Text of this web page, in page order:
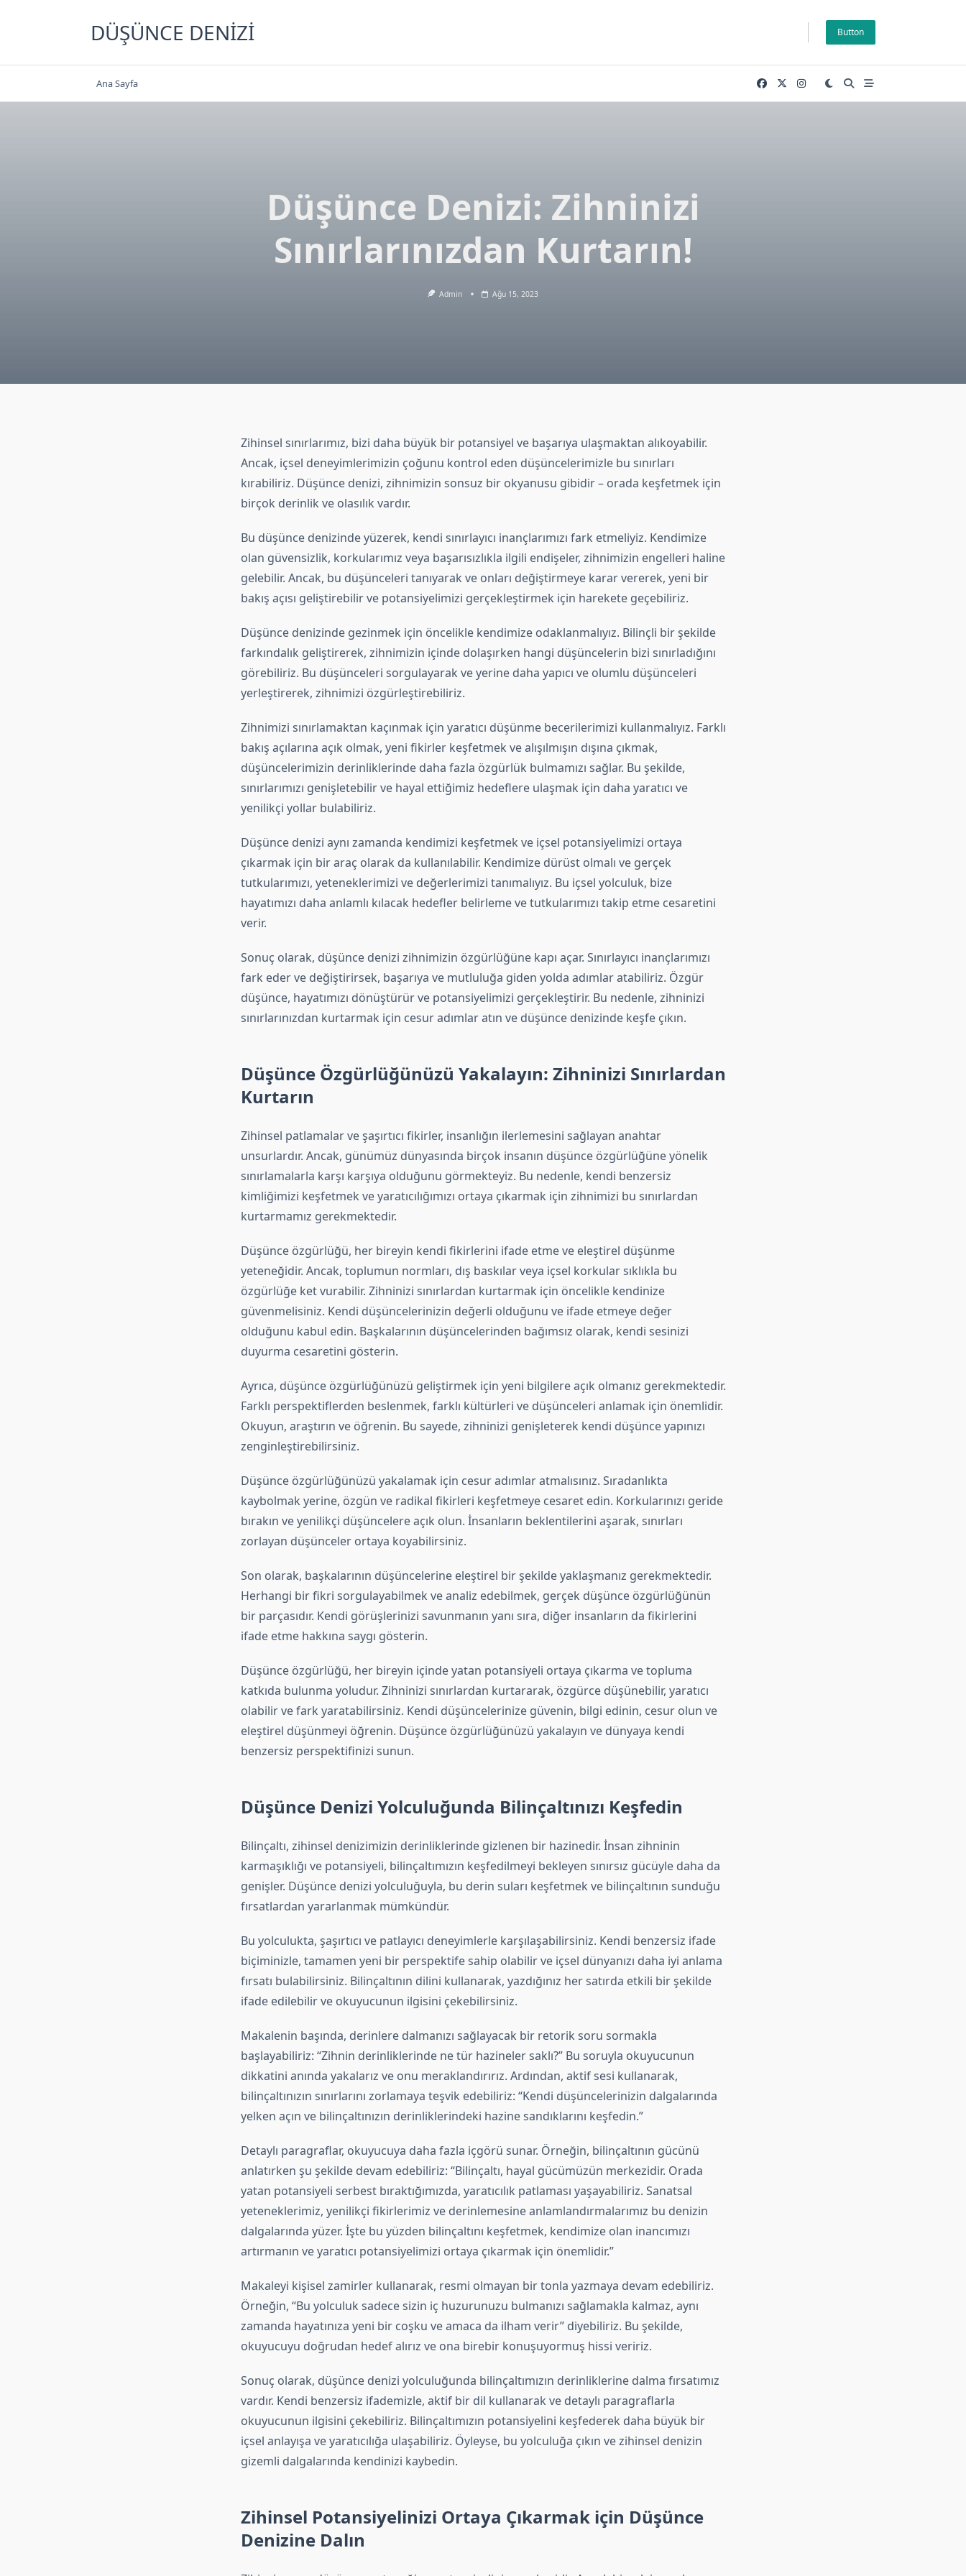
DÜŞÜNCE DENIZI Button
Ana Sayfa
Düşünce Denizi: Zihninizi
Sınırlarınızdan Kurtarın!
Admin Ağu 15, 2023
Zihinsel sınırlarımız, bizi daha büyük bir potansiyel ve başarıya ulaşmaktan alıkoyabilir.
Ancak, içsel deneyimlerimizin çoğunu kontrol eden düşüncelerimizle bu sınırları
kırabiliriz. Düşünce denizi, zihnimizin sonsuz bir okyanusu gibidir – orada keşfetmek için
birçok derinlik ve olasılık vardır.
Bu düşünce denizinde yüzerek, kendi sınırlayıcı inançlarımızı fark etmeliyiz. Kendimize
olan güvensizlik, korkularımız veya başarısızlıkla ilgili endişeler, zihnimizin engelleri haline
gelebilir. Ancak, bu düşünceleri tanıyarak ve onları değiştirmeye karar vererek, yeni bir
bakış açısı geliştirebilir ve potansiyelimizi gerçekleştirmek için harekete geçebiliriz.
Düşünce denizinde gezinmek için öncelikle kendimize odaklanmalıyız. Bilinçli bir şekilde
farkındalık geliştirerek, zihnimizin içinde dolaşırken hangi düşüncelerin bizi sınırladığını
görebiliriz. Bu düşünceleri sorgulayarak ve yerine daha yapıcı ve olumlu düşünceleri
yerleştirerek, zihnimizi özgürleştirebiliriz.
Zihnimizi sınırlamaktan kaçınmak için yaratıcı düşünme becerilerimizi kullanmalıyız. Farklı
bakış açılarına açık olmak, yeni fikirler keşfetmek ve alışılmışın dışına çıkmak,
düşüncelerimizin derinliklerinde daha fazla özgürlük bulmamızı sağlar. Bu şekilde,
sınırlarımızı genişletebilir ve hayal ettiğimiz hedeflere ulaşmak için daha yaratıcı ve
yenilikçi yollar bulabiliriz.
Düşünce denizi aynı zamanda kendimizi keşfetmek ve içsel potansiyelimizi ortaya
çıkarmak için bir araç olarak da kullanılabilir. Kendimize dürüst olmalı ve gerçek
tutkularımızı, yeteneklerimizi ve değerlerimizi tanımalıyız. Bu içsel yolculuk, bize
hayatımızı daha anlamlı kılacak hedefler belirleme ve tutkularımızı takip etme cesaretini
verir.
Sonuç olarak, düşünce denizi zihnimizin özgürlüğüne kapı açar. Sınırlayıcı inançlarımızı
fark eder ve değiştirirsek, başarıya ve mutluluğa giden yolda adımlar atabiliriz. Özgür
düşünce, hayatımızı dönüştürür ve potansiyelimizi gerçekleştirir. Bu nedenle, zihninizi
sınırlarınızdan kurtarmak için cesur adımlar atın ve düşünce denizinde keşfe çıkın.
Düşünce Özgürlüğünüzü Yakalayın: Zihninizi Sınırlardan
Kurtarın
Zihinsel patlamalar ve şaşırtıcı fikirler, insanlığın ilerlemesini sağlayan anahtar
unsurlardır. Ancak, günümüz dünyasında birçok insanın düşünce özgürlüğüne yönelik
sınırlamalarla karşı karşıya olduğunu görmekteyiz. Bu nedenle, kendi benzersiz
kimliğimizi keşfetmek ve yaratıcılığımızı ortaya çıkarmak için zihnimizi bu sınırlardan
kurtarmamız gerekmektedir.
Düşünce özgürlüğü, her bireyin kendi fikirlerini ifade etme ve eleştirel düşünme
yeteneğidir. Ancak, toplumun normları, dış baskılar veya içsel korkular sıklıkla bu
özgürlüğe ket vurabilir. Zihninizi sınırlardan kurtarmak için öncelikle kendinize
güvenmelisiniz. Kendi düşüncelerinizin değerli olduğunu ve ifade etmeye değer
olduğunu kabul edin. Başkalarının düşüncelerinden bağımsız olarak, kendi sesinizi
duyurma cesaretini gösterin.
Ayrıca, düşünce özgürlüğünüzü geliştirmek için yeni bilgilere açık olmanız gerekmektedir.
Farklı perspektiflerden beslenmek, farklı kültürleri ve düşünceleri anlamak için önemlidir.
Okuyun, araştırın ve öğrenin. Bu sayede, zihninizi genişleterek kendi düşünce yapınızı
zenginleştirebilirsiniz.
Düşünce özgürlüğünüzü yakalamak için cesur adımlar atmalısınız. Sıradanlıkta
kaybolmak yerine, özgün ve radikal fikirleri keşfetmeye cesaret edin. Korkularınızı geride
bırakın ve yenilikçi düşüncelere açık olun. İnsanların beklentilerini aşarak, sınırları
zorlayan düşünceler ortaya koyabilirsiniz.
Son olarak, başkalarının düşüncelerine eleştirel bir şekilde yaklaşmanız gerekmektedir.
Herhangi bir fikri sorgulayabilmek ve analiz edebilmek, gerçek düşünce özgürlüğünün
bir parçasıdır. Kendi görüşlerinizi savunmanın yanı sıra, diğer insanların da fikirlerini
ifade etme hakkına saygı gösterin.
Düşünce özgürlüğü, her bireyin içinde yatan potansiyeli ortaya çıkarma ve topluma
katkıda bulunma yoludur. Zihninizi sınırlardan kurtararak, özgürce düşünebilir, yaratıcı
olabilir ve fark yaratabilirsiniz. Kendi düşüncelerinize güvenin, bilgi edinin, cesur olun ve
eleştirel düşünmeyi öğrenin. Düşünce özgürlüğünüzü yakalayın ve dünyaya kendi
benzersiz perspektifinizi sunun.
Düşünce Denizi Yolculuğunda Bilinçaltınızı Keşfedin
Bilinçaltı, zihinsel denizimizin derinliklerinde gizlenen bir hazinedir. İnsan zihninin
karmaşıklığı ve potansiyeli, bilinçaltımızın keşfedilmeyi bekleyen sınırsız gücüyle daha da
genişler. Düşünce denizi yolculuğuyla, bu derin suları keşfetmek ve bilinçaltının sunduğu
fırsatlardan yararlanmak mümkündür.
Bu yolculukta, şaşırtıcı ve patlayıcı deneyimlerle karşılaşabilirsiniz. Kendi benzersiz ifade
biçiminizle, tamamen yeni bir perspektife sahip olabilir ve içsel dünyanızı daha iyi anlama
fırsatı bulabilirsiniz. Bilinçaltının dilini kullanarak, yazdığınız her satırda etkili bir şekilde
ifade edilebilir ve okuyucunun ilgisini çekebilirsiniz.
Makalenin başında, derinlere dalmanızı sağlayacak bir retorik soru sormakla
başlayabiliriz: “Zihnin derinliklerinde ne tür hazineler saklı?” Bu soruyla okuyucunun
dikkatini anında yakalarız ve onu meraklandırırız. Ardından, aktif sesi kullanarak,
bilinçaltınızın sınırlarını zorlamaya teşvik edebiliriz: “Kendi düşüncelerinizin dalgalarında
yelken açın ve bilinçaltınızın derinliklerindeki hazine sandıklarını keşfedin.”
Detaylı paragraflar, okuyucuya daha fazla içgörü sunar. Örneğin, bilinçaltının gücünü
anlatırken şu şekilde devam edebiliriz: “Bilinçaltı, hayal gücümüzün merkezidir. Orada
yatan potansiyeli serbest bıraktığımızda, yaratıcılık patlaması yaşayabiliriz. Sanatsal
yeteneklerimiz, yenilikçi fikirlerimiz ve derinlemesine anlamlandırmalarımız bu denizin
dalgalarında yüzer. İşte bu yüzden bilinçaltını keşfetmek, kendimize olan inancımızı
artırmanın ve yaratıcı potansiyelimizi ortaya çıkarmak için önemlidir.”
Makaleyi kişisel zamirler kullanarak, resmi olmayan bir tonla yazmaya devam edebiliriz.
Örneğin, “Bu yolculuk sadece sizin iç huzurunuzu bulmanızı sağlamakla kalmaz, aynı
zamanda hayatınıza yeni bir coşku ve amaca da ilham verir” diyebiliriz. Bu şekilde,
okuyucuyu doğrudan hedef alırız ve ona birebir konuşuyormuş hissi veririz.
Sonuç olarak, düşünce denizi yolculuğunda bilinçaltımızın derinliklerine dalma fırsatımız
vardır. Kendi benzersiz ifademizle, aktif bir dil kullanarak ve detaylı paragraflarla
okuyucunun ilgisini çekebiliriz. Bilinçaltımızın potansiyelini keşfederek daha büyük bir
içsel anlayışa ve yaratıcılığa ulaşabiliriz. Öyleyse, bu yolculuğa çıkın ve zihinsel denizin
gizemli dalgalarında kendinizi kaybedin.
Zihinsel Potansiyelinizi Ortaya Çıkarmak için Düşünce
Denizine Dalın